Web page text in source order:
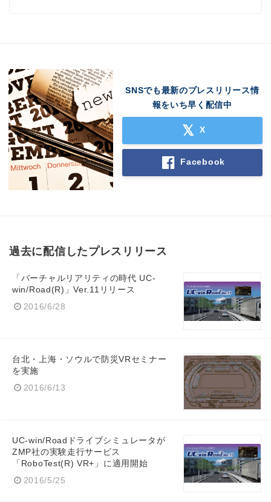
SNSでも最新のプレスリリース情
報をいち早く配信中
X
Facebook
過去に配信したプレスリリース
「バーチャルリアリティの時代 UC-
win/Road(R)」Ver.11リリース
2016/6/28
台北・上海・ソウルで防災VRセミナー
を実施
2016/6/13
UC-win/Roadドライブシミュレータが
ZMP社の実験走行サービス
「RoboTest(R) VR+」に適用開始
2016/5/25